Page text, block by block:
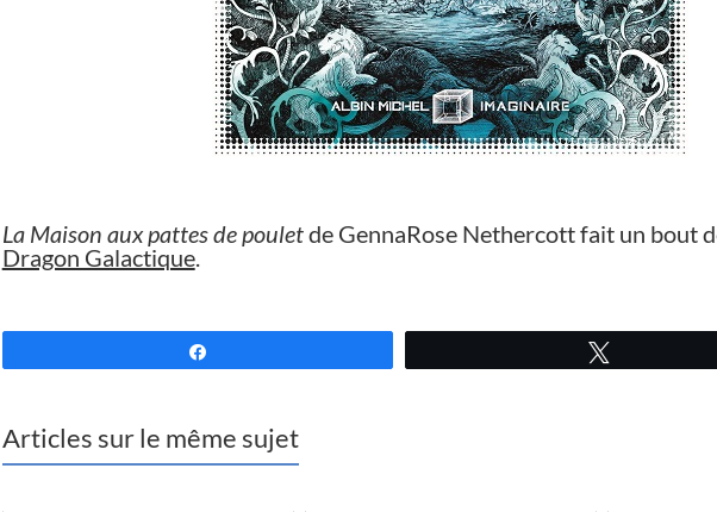
La Maison aux pattes de pouletde GennaRose Nethercott fait un bout
Dragon Galactique.
Articles sur le même sujet